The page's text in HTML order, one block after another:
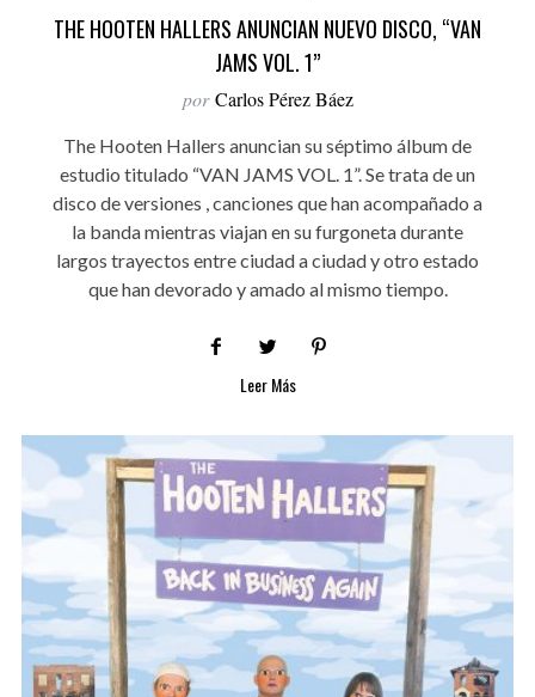
THE HOOTEN HALLERS ANUNCIAN NUEVO DISCO, “VAN
JAMS VOL. 1”
por Carlos Pérez Báez
The Hooten Hallers anuncian su séptimo álbum de
estudio titulado “VAN JAMS VOL. 1”. Se trata de un
disco de versiones , canciones que han acompañado a
la banda mientras viajan en su furgoneta durante
largos trayectos entre ciudad a ciudad y otro estado
que han devorado y amado al mismo tiempo.
Leer Más